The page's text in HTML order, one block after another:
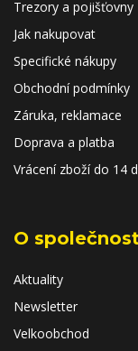
Trezory a pojišťovny
Jak nakupovat
Specifické nákupy
Obchodní podmínky
Záruka, reklamace
Doprava a platba
Vrácení zboží do 14
O
Aktuality
Newsletter
Velkoobchod